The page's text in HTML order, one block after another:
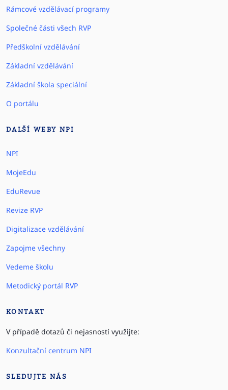
Rámcové vzdělávací programy
Společné části všech RVP
Předškolní vzdělávání
Základní vzdělávání
Základní škola speciální
O portálu
DALŠÍ WEBY NPI
NPI
MojeEdu
EduRevue
Revize RVP
Digitalizace vzdělávání
Zapojme všechny
Vedeme školu
Metodický portál RVP
KONTAKT
V případě dotazů či nejasností využijte:
Konzultační centrum NPI
SLEDUJTE NÁS